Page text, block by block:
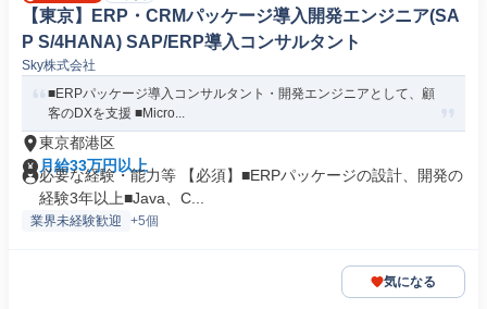
【東京】ERP・CRMパッケージ導入開発エンジニア(SA
P S/4HANA) SAP/ERP導入コンサルタント
Sky株式会社
■ERPパッケージ導入コンサルタント・開発エンジニアとして、顧
客のDXを支援 ■Micro...
東京都港区
月給33万円以上
必要な経験・能力等 【必須】■ERPパッケージの設計、開発の
経験3年以上■Java、C...
業界未経験歓迎 +5個
気になる